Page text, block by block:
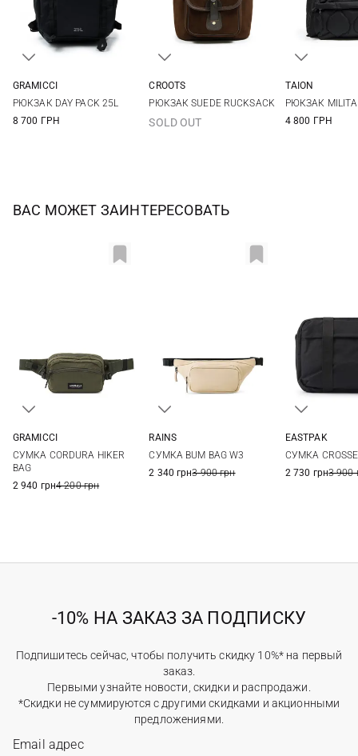
GRAMICCI
РЮКЗАК DAY PACK 25L
8 700 ГРН
CROOTS
РЮКЗАК SUEDE RUCKSACK
SOLD OUT
TAION
РЮКЗАК
4 800 ГРН
ВАС МОЖЕТ ЗАИНТЕРЕСОВАТЬ
GRAMICCI
СУМКА CORDURA HIKER
BAG
2 940 грн4 200 грн
RAINS
СУМКА BUM BAG W3
2 340 грн3 900 грн
EASTPAK
СУМКА
2 730 грн3 900
-10% НА ЗАКАЗ ЗА ПОДПИСКУ
Подпишитесь сейчас, чтобы получить скидку 10%* на первый
заказ.
Первыми узнайте новости, скидки и распродажи.
*Скидки не суммируются с другими скидками и акционными
предложениями.